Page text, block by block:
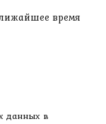
время
данных в